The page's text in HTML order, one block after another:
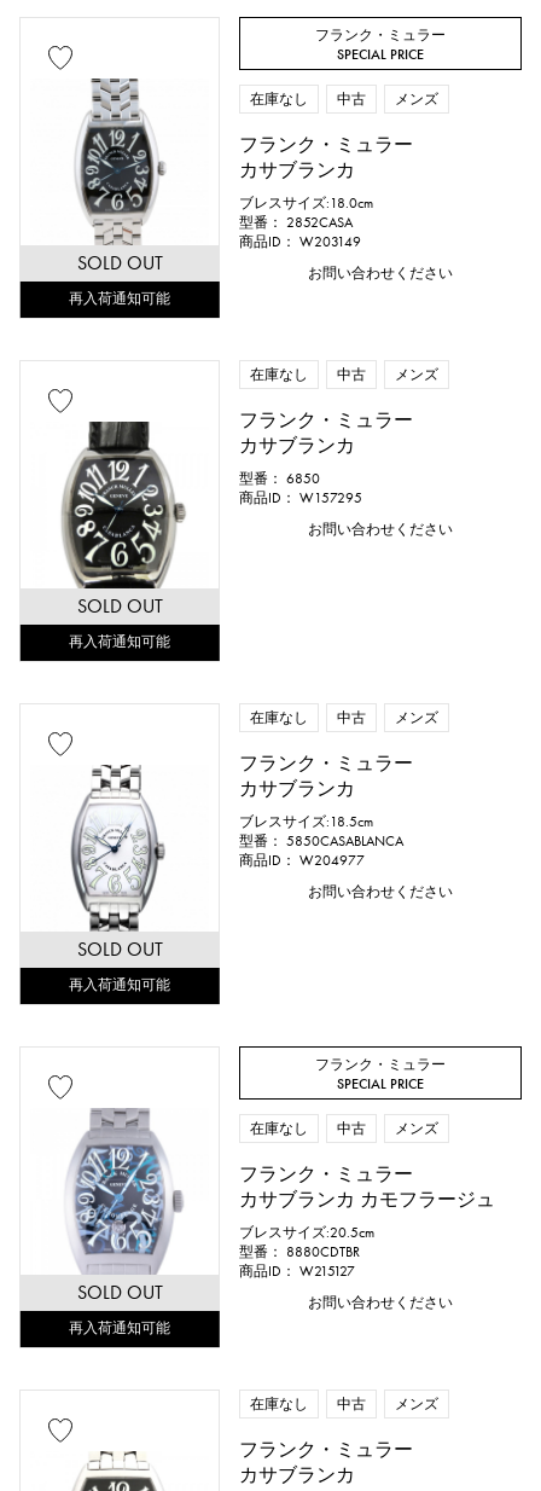
SOLD OUT
再入荷通知可能
フランク・ミュラー
SPECIAL PRICE
在庫なし 中古 メンズ
フランク・ミュラー
カサブランカ
ブレスサイズ:18.0cm
型番： 2852CASA
商品ID： W203149
お問い合わせください
SOLD OUT
再入荷通知可能
在庫なし 中古 メンズ
フランク・ミュラー
カサブランカ
型番： 6850
商品ID： W157295
お問い合わせください
SOLD OUT
再入荷通知可能
在庫なし 中古 メンズ
フランク・ミュラー
カサブランカ
ブレスサイズ:18.5cm
型番： 5850CASABLANCA
商品ID： W204977
お問い合わせください
SOLD OUT
再入荷通知可能
フランク・ミュラー
SPECIAL PRICE
在庫なし 中古 メンズ
フランク・ミュラー
カサブランカ カモフラージュ
ブレスサイズ:20.5cm
型番： 8880CDTBR
商品ID： W215127
お問い合わせください
在庫なし 中古 メンズ
フランク・ミュラー
カサブランカ